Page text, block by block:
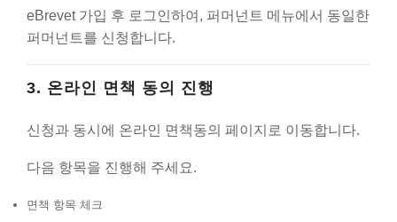
eBrevet 가입 후 로그인하여, 퍼머넌트 메뉴에서 동일한
퍼머넌트를 신청합니다.
3. 온라인 면책 동의 진행
신청과 동시에 온라인 면책동의 페이지로 이동합니다.
다음 항목을 진행해 주세요.
면책 항목 체크